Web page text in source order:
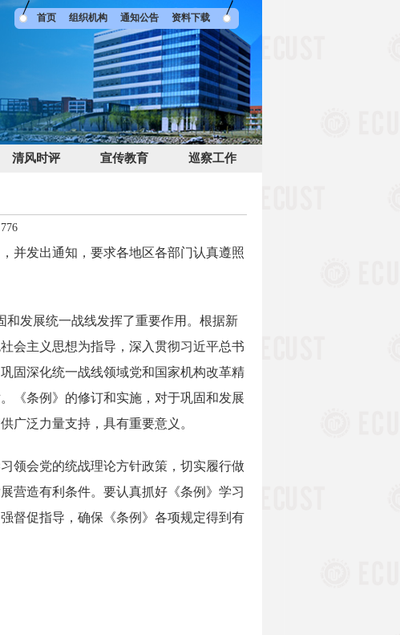
首页 组织机构 通知公告 资料下载
清风时评 宣传教育 巡察工作
776
发出通知，要求各地区各部门认真遵照
发展统一战线发挥了重要作用。根据新
会主义思想为指导，深入贯彻习近平总书
固深化统一战线领域党和国家机构改革精
《条例》的修订和实施，对于巩固和发展
广泛力量支持，具有重要意义。
会党的统战理论方针政策，切实履行做
营造有利条件。要认真抓好《条例》学习
督促指导，确保《条例》各项规定得到有